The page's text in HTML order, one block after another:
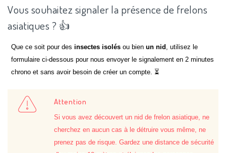
Vous souhaitez signaler la présence de frelons
asiatiques ? 👍
Que ce soit pour desinsectes isolés ou bienun nid , utilisez le
formulaire ci-dessous pour nous envoyer le signalement en 2 minutes
chrono et sans avoir besoin de créer un compte. ⏳
Attention
Si vous avez découvert un nid de frelon asiatique, ne
cherchez en aucun cas à le détruire vous même, ne
prenez pas de risque. Gardez une distance de sécurité